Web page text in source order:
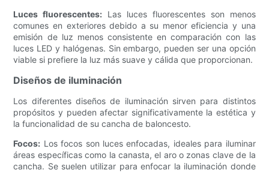
Luces fluorescentes: Las luces fluorescentes son menos
comunes en exteriores debido a su menor eficiencia y una
emisión de luz menos consistente en comparación con las
luces LED y halógenas. Sin embargo, pueden ser una opción
viable si prefiere la luz más suave y cálida que proporcionan.
Diseños de iluminación
Los diferentes diseños de iluminación sirven para distintos
propósitos y pueden afectar significativamente la estética y
la funcionalidad de su cancha de baloncesto.
Focos: Los focos son luces enfocadas, ideales para iluminar
áreas específicas como la canasta, el aro o zonas clave de la
cancha. Se suelen utilizar para enfocar la iluminación donde